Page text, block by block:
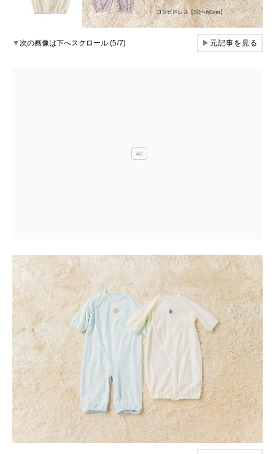
▼次の画像は下へスクロール (5/7) ▶元記事を見る